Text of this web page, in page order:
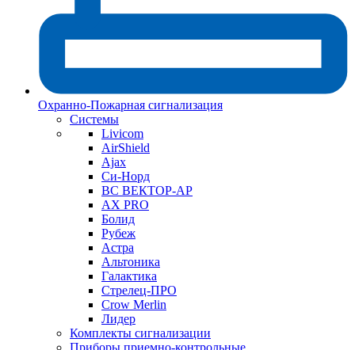
Охранно-Пожарная сигнализация
Системы
Livicom
AirShield
Ajax
Си-Норд
ВС ВЕКТОР-АР
AX PRO
Болид
Рубеж
Астра
Альтоника
Галактика
Стрелец-ПРО
Crow Merlin
Лидер
Комплекты сигнализации
Приборы приемно-контрольные